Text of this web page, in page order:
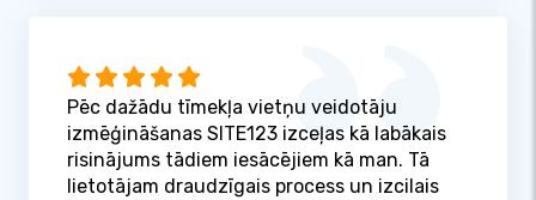
Pēc dažādu tīmekļa vietņu veidotāju
izmēģināšanas SITE123 izceļas kā labākais
risinājums tādiem iesācējiem kā man. Tā
lietotājam draudzīgais process un izcilais